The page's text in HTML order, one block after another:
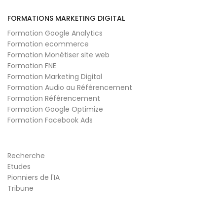
FORMATIONS MARKETING DIGITAL
Formation Google Analytics
Formation ecommerce
Formation Monétiser site web
Formation FNE
Formation Marketing Digital
Formation Audio au Référencement
Formation Référencement
Formation Google Optimize
Formation Facebook Ads
Recherche
Etudes
Pionniers de l'IA
Tribune